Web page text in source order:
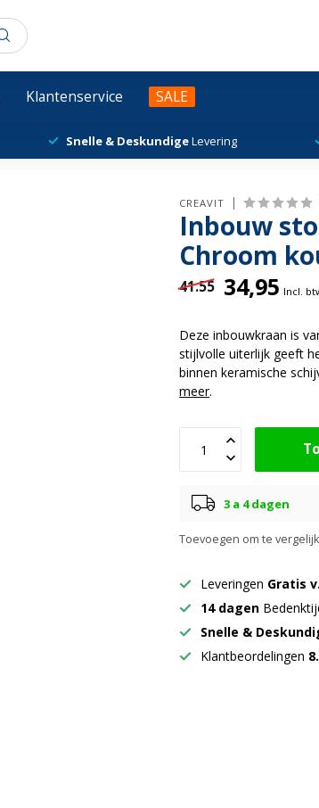
Klantenservice SALE
Snelle & DeskundigeLevering
CREAVIT
Inbouw
Chroom
41.55 34,95 Incl.
Deze inbouwkraan is
stijlvolle uiterlijk geeft
binnen keramische
meer.
3 a 4 dagen
Toevoegen om te
Leveringen Gratis
14 dagen
Snelle &
Klantbeordelingen